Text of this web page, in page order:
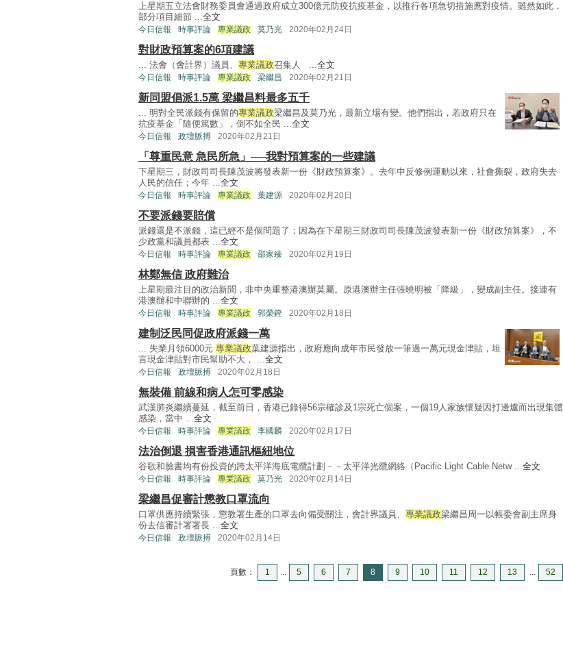
上星期五立法會財務委員會通過政府成立300億元防疫抗疫基金，以推行各項急切措施應對疫情。雖然如此，
部分項目細節 ...全文
今日信報 時事評論 專業議政 莫乃光 2020年02月24日
對財政預算案的6項建議
... 法會（會計界）議員、 專業議政召集人 ...全文
今日信報 時事評論 專業議政 梁繼昌 2020年02月21日
新同盟倡派1.5萬 梁繼昌料最多五千
... 明對全民派錢有保留的專業議政梁繼昌及莫乃光，最新立場有變。他們指出，若政府只在
抗疫基金「隨便篤數」，倒不如全民 ...全文
今日信報 政壇脈搏 2020年02月21日
「尊重民意 急民所急」──我對預算案的一些建議
下星期三，財政司司長陳茂波將發表新一份《財政預算案》。去年中反修例運動以來，社會撕裂，政府失去
人民的信任；今年 ...全文
今日信報 時事評論 專業議政 葉建源 2020年02月20日
不要派錢要賠償
派錢還是不派錢，這已經不是個問題了；因為在下星期三財政司司長陳茂波發表新一份《財政預算案》，不
少政黨和議員都表 ...全文
今日信報 時事評論 專業議政 邵家臻 2020年02月19日
林鄭無信 政府難治
上星期最注目的政治新聞，非中央重整港澳辦莫屬。原港澳辦主任張曉明被「降級」，變成副主任。接連有
港澳辦和中聯辦的 ...全文
今日信報 時事評論 專業議政 郭榮鏗 2020年02月18日
建制泛民同促政府派錢一萬
... 失業月領6000元 專業議政葉建源指出，政府應向成年市民發放一筆過一萬元現金津貼，坦
言現金津貼對市民幫助不大， ...全文
今日信報 政壇脈搏 2020年02月18日
無裝備 前線和病人怎可零感染
武漢肺炎繼續蔓延，截至前日，香港已錄得56宗確診及1宗死亡個案，一個19人家族懷疑因打邊爐而出現集體
感染，當中 ...全文
今日信報 時事評論 專業議政 李國麟 2020年02月17日
法治倒退 損害香港通訊樞紐地位
谷歌和臉書均有份投資的跨太平洋海底電纜計劃－－太平洋光纜網絡（Pacific Light Cable Netw ...全文
今日信報 時事評論 專業議政 莫乃光 2020年02月14日
梁繼昌促審計懲教口罩流向
口罩供應持續緊張，懲教署生產的口罩去向備受關注，會計界議員、 專業議政梁繼昌周一以帳委會副主席身
份去信審計署署長 ...全文
今日信報 政壇脈搏 2020年02月14日
頁數： 1 ... 5 6 7 8 9 10 11 12 13 ... 52